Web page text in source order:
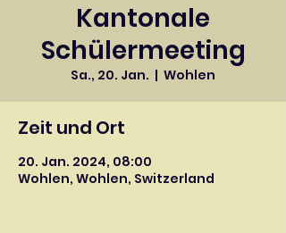
Kantonale
Schülermeeting
Sa., 20. Jan.
  |
Wohlen
Zeit und Ort
20. Jan. 2024, 08:00
Wohlen, Wohlen, Switzerland